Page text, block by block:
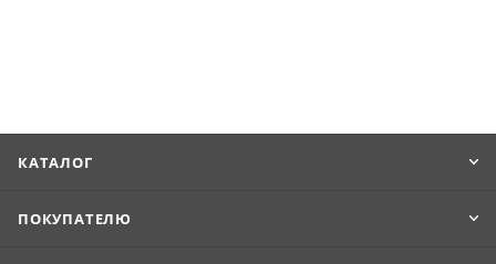
КАТАЛОГ
ПОКУПАТЕЛЮ